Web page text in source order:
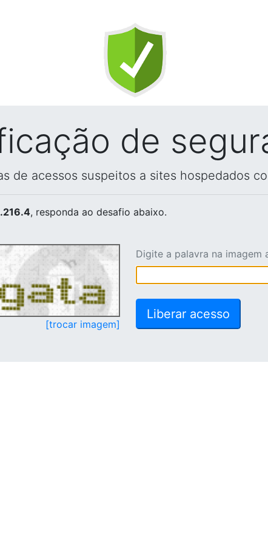
de
de acessos suspeitos a sites hospedados
, responda ao desafio abaixo.
[trocar imagem]
Digite a palavra na imagem